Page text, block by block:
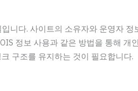
니다. 사이트의 소유자와 운영자 정
정보 사용과 같은 방법을 통해 개
구조를 유지하는 것이 필요합니다.